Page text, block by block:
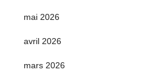
mai 2026
avril 2026
mars 2026